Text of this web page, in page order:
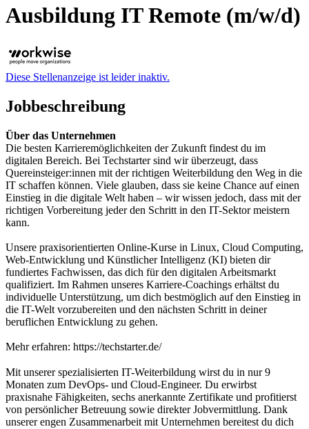
Ausbildung IT Remote (m/w/d)
Diese Stellenanzeige ist leider inaktiv.
Jobbeschreibung
Über das Unternehmen
Die besten Karrieremöglichkeiten der Zukunft findest du im
digitalen Bereich. Bei Techstarter sind wir überzeugt, dass
Quereinsteiger:innen mit der richtigen Weiterbildung den Weg in die
IT schaffen können. Viele glauben, dass sie keine Chance auf einen
Einstieg in die digitale Welt haben – wir wissen jedoch, dass mit der
richtigen Vorbereitung jeder den Schritt in den IT-Sektor meistern
kann.
Unsere praxisorientierten Online-Kurse in Linux, Cloud Computing,
Web-Entwicklung und Künstlicher Intelligenz (KI) bieten dir
fundiertes Fachwissen, das dich für den digitalen Arbeitsmarkt
qualifiziert. Im Rahmen unseres Karriere-Coachings erhältst du
individuelle Unterstützung, um dich bestmöglich auf den Einstieg in
die IT-Welt vorzubereiten und den nächsten Schritt in deiner
beruflichen Entwicklung zu gehen.
Mehr erfahren: https://techstarter.de/
Mit unserer spezialisierten IT-Weiterbildung wirst du in nur 9
Monaten zum DevOps- und Cloud-Engineer. Du erwirbst
praxisnahe Fähigkeiten, sechs anerkannte Zertifikate und profitierst
von persönlicher Betreuung sowie direkter Jobvermittlung. Dank
unserer engen Zusammenarbeit mit Unternehmen bereitest du dich